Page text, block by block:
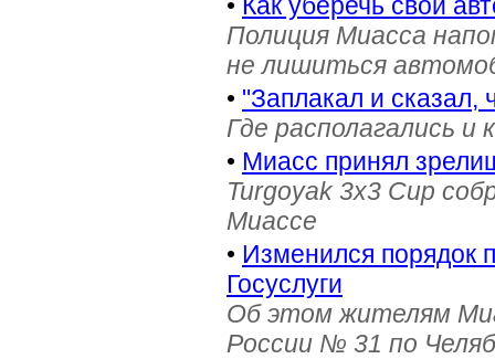
Полиция Миасса
не лишиться
• "Заплакал и сказал,
Где располагались и
• Миасс принял
Turgoyak 3x3 Cup
Миассе
• Изменился порядок
Госуслуги
Об этом жителям
России № 31 по